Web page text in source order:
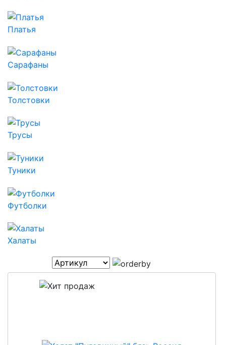
Платья
Сарафаны
Толстовки
Трусы
Туники
Футболки
Халаты